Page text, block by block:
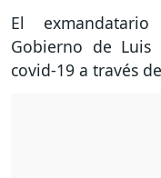
El
Gobierno de
covid-19 a través